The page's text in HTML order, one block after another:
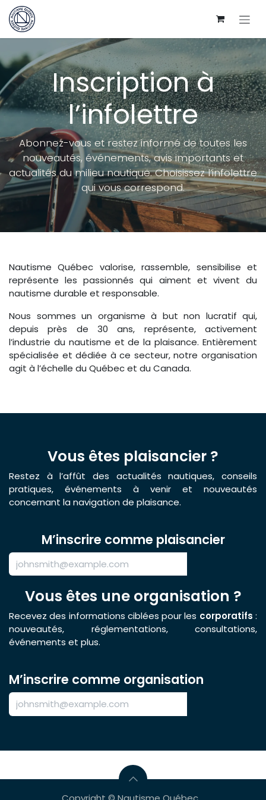
Se rendre au contenu
Inscription à
l’infolettre
Abonnez-vous et restez informé de toutes les
nouveautés, événements, avis importants et
actualités du milieu nautique. Choisissez l’infolettre
qui vous correspond.
Nautisme Québec valorise, rassemble, sensibilise et
représente les passionnés qui aiment et vivent du
nautisme durable et responsable.
Nous sommes un organisme à but non lucratif qui,
depuis près de 30 ans, représente, activement
l’industrie du nautisme et de la plaisance. Entièrement
spécialisée et dédiée à ce secteur, notre organisation
agit à l’échelle du Québec et du Canada.
Vous êtes plaisancier ?
Restez à l’affût des actualités nautiques, conseils
pratiques, événements à venir et nouveautés
concernant la navigation de plaisance.
M’inscrire comme plaisancier
Vous êtes une organisation ?
Recevez des informations ciblées pour les corporatifs :
nouveautés, réglementations, consultations,
événements et plus.
M’inscrire comme organisation